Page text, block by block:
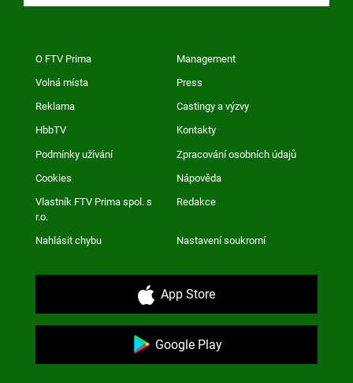
O FTV Prima Management
Volná místa Press
Reklama Castingy a výzvy
HbbTV Kontakty
Podmínky užívání Zpracování osobních údajů
Cookies Nápověda
Vlastník FTV Prima spol. s
r.o.
Redakce
Nahlásit chybu Nastavení soukromí
App Store
Google Play